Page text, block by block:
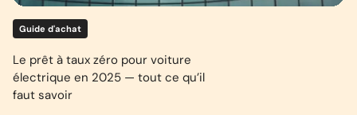
Guide d'achat
Le prêt à taux zéro pour voiture
électrique en 2025 — tout ce qu’il
faut savoir